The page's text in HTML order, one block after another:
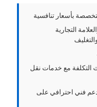
التجارية
مع خدمات نقل
فني احترافي على